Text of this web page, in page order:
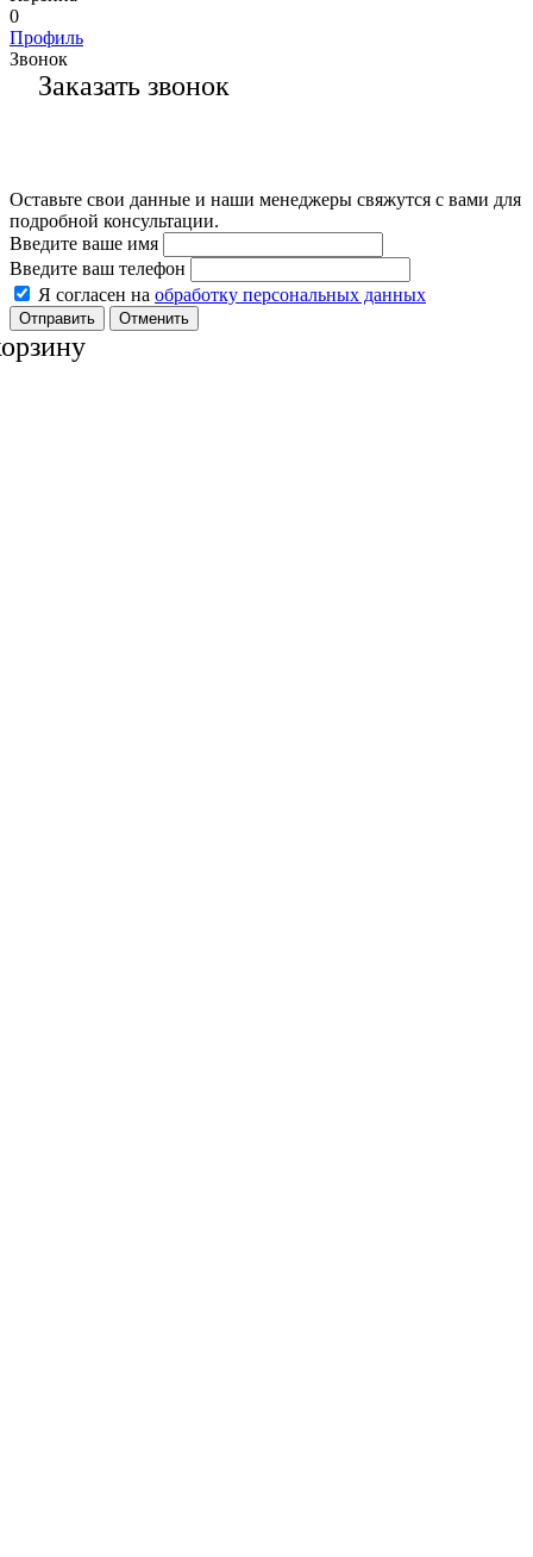
0
Профиль
Звонок
Заказать звонок
Оставьте свои данные и наши менеджеры свяжутся с вами для
подробной консультации.
Введите ваше имя
Введите ваш телефон
Я согласен на обработку персональных данных
Отменить